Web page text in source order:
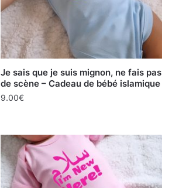
Je sais que je suis mignon, ne fais pas
de scène – Cadeau de bébé islamique
9.00€